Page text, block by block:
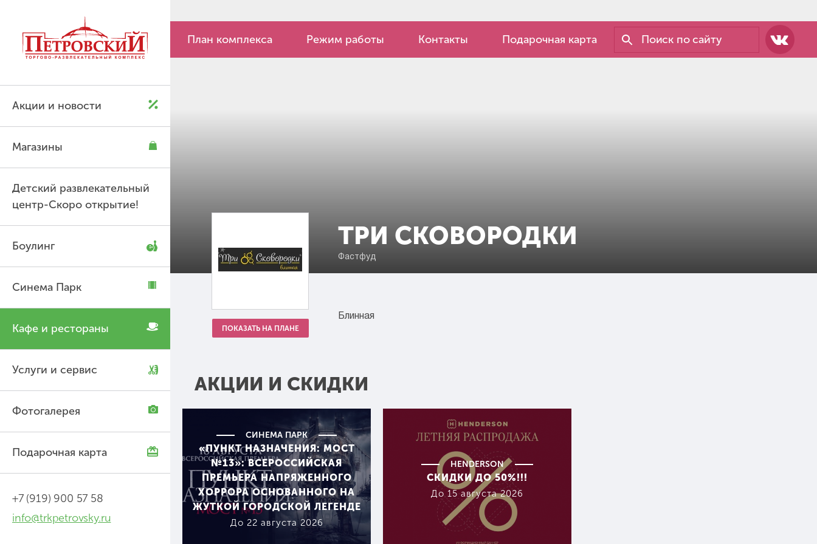
Акции и новости
Магазины
Детский развлекательный
центр-Скоро открытие!
Боулинг
Синема Парк
Кафе и рестораны
Услуги и сервис
Фотогалерея
Подарочная карта
+7 (919) 900 57 58
info@trkpetrovsky.ru
План комплекса Режим работы Контакты Подарочная карта
ПОКАЗАТЬ НА ПЛАНЕ
ТРИ СКОВОРОДКИ
Фастфуд
Блинная
АКЦИИ И СКИДКИ
СИНЕМА ПАРК
«ПУНКТ НАЗНАЧЕНИЯ: МОСТ
№13»: ВСЕРОССИЙСКАЯ
ПРЕМЬЕРА НАПРЯЖЕННОГО
ХОРРОРА ОСНОВАННОГО НА
ЖУТКОЙ ГОРОДСКОЙ ЛЕГЕНДЕ
До 22 августа 2026
HENDERSON
СКИДКИ ДО 50%!!!
До 15 августа 2026